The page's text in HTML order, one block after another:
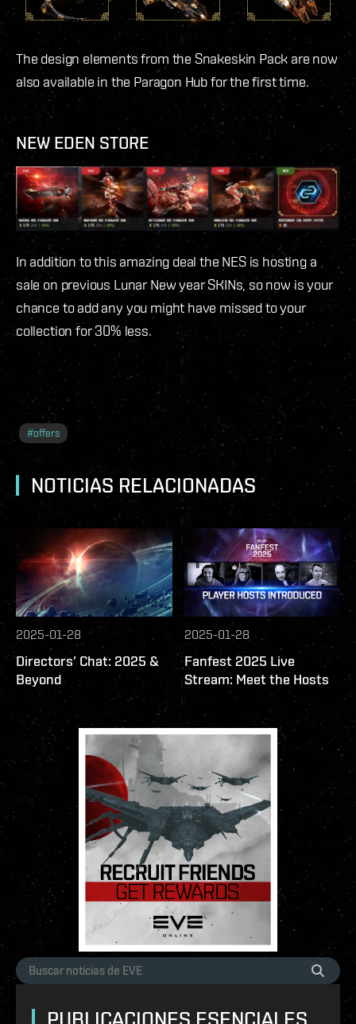
The design elements from the Snakeskin Pack are now
also available in the Paragon Hub for the first time.
NEW EDEN STORE
In addition to this amazing deal the NES is hosting a
sale on previous Lunar New year SKINs, so now is your
chance to add any you might have missed to your
collection for 30% less.
#offers
NOTICIAS RELACIONADAS
2025-01-28
Directors’ Chat: 2025 &
Beyond
2025-01-28
Fanfest 2025 Live
Stream: Meet the Hosts
PUBLICACIONES ESENCIALES